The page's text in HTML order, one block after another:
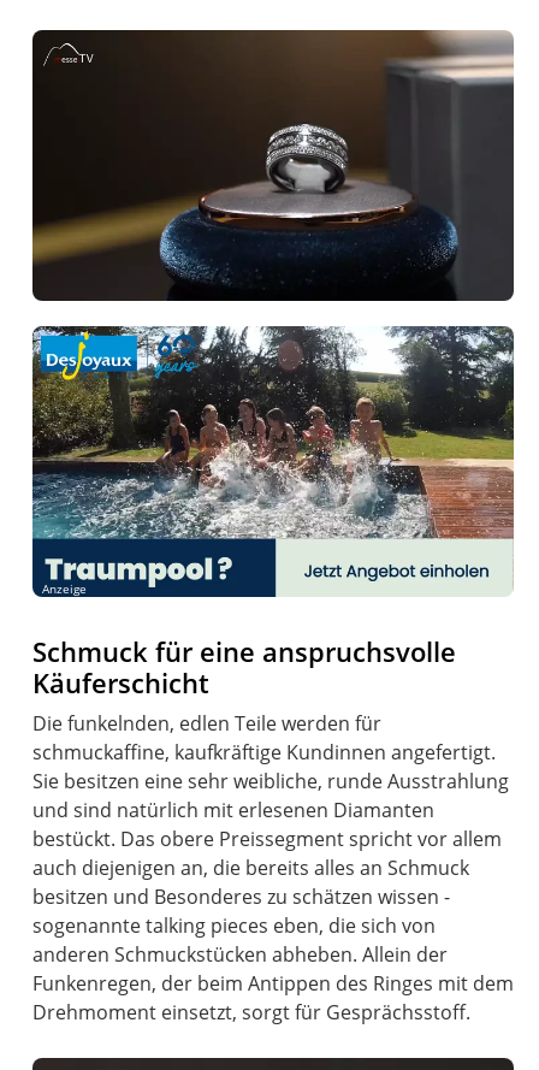
Anzeige
Schmuck für eine anspruchsvolle
Käuferschicht
Die funkelnden, edlen Teile werden für
schmuckaffine, kaufkräftige Kundinnen angefertigt.
Sie besitzen eine sehr weibliche, runde Ausstrahlung
und sind natürlich mit erlesenen Diamanten
bestückt. Das obere Preissegment spricht vor allem
auch diejenigen an, die bereits alles an Schmuck
besitzen und Besonderes zu schätzen wissen -
sogenannte talking pieces eben, die sich von
anderen Schmuckstücken abheben. Allein der
Funkenregen, der beim Antippen des Ringes mit dem
Drehmoment einsetzt, sorgt für Gesprächsstoff.